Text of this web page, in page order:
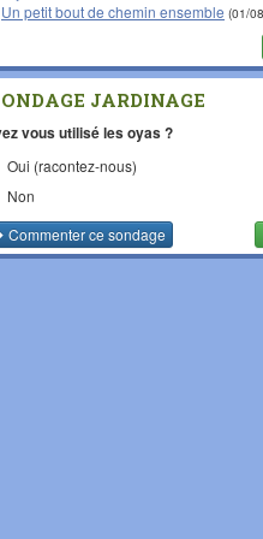
Un petit bout de chemin ensemble (01/
JARDINAGE
vous utilisé les oyas ?
Oui (racontez-nous)
Non
Commenterce sondage